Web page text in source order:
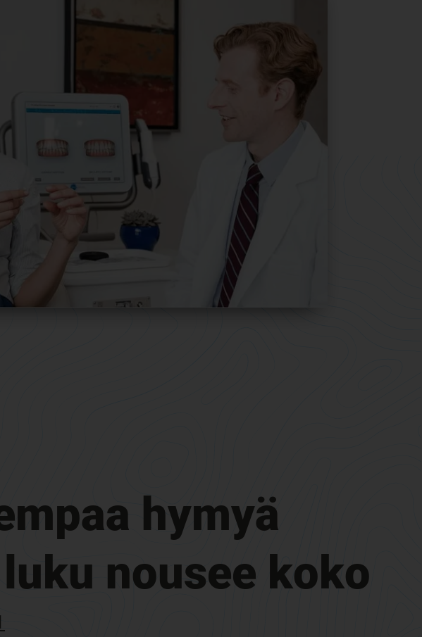
heti
lähtien.
avain. Invisalign-
että
hyvin, vastaa
sinulle mitä odottaa.
Pidä yllä
rakastamaasi
Invisalign®-
Muutit hymysi, joten pidetään nyt
rakastamaasi hymyä yllä.
tehdään mittatilaustyönä ja ovat 30%
vahvemmat kuin muut
hymyä
nousee koko